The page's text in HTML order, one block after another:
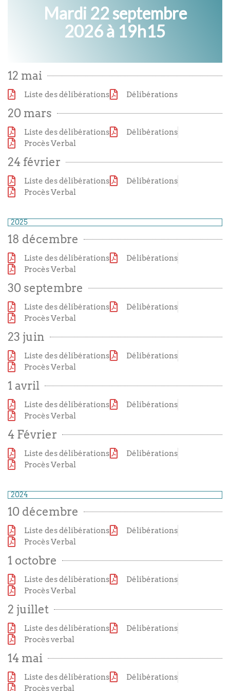
Mardi 22 septembre
2026 à 19h15
Ordre du jour à venir
12 mai
Liste des délibérations Délibérations
20 mars
Liste des délibérations
Délibérations
Procès Verbal
24 février
Liste des délibérations
Délibérations
Procès Verbal
2025
18 décembre
Liste des délibérations
Délibérations
Procès Verbal
30 septembre
Liste des délibérations
Délibérations
Procès Verbal
23 juin
Liste des délibérations
Délibérations
Procès Verbal
1 avril
Liste des délibérations
Délibérations
Procès Verbal
4 Février
Liste des délibérations
Délibérations
Procès Verbal
2024
10 décembre
Liste des délibérations
Délibérations
Procès Verbal
1 octobre
Liste des délibérations
Délibérations
Procès Verbal
2 juillet
Liste des délibérations
Délibérations
Procès verbal
14 mai
Liste des délibérations
Délibérations
Procès verbal